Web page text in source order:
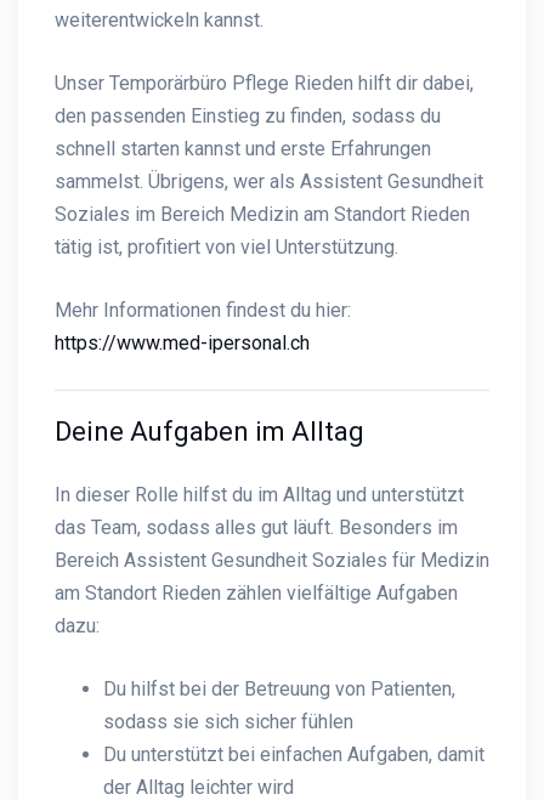
weiterentwickeln kannst.
Unser Temporärbüro Pflege Rieden hilft dir dabei,
den passenden Einstieg zu finden, sodass du
schnell starten kannst und erste Erfahrungen
sammelst. Übrigens, wer als Assistent Gesundheit
Soziales im Bereich Medizin am Standort Rieden
tätig ist, profitiert von viel Unterstützung.
Mehr Informationen findest du hier:
https://www.med-ipersonal.ch
Deine Aufgaben im Alltag
In dieser Rolle hilfst du im Alltag und unterstützt
das Team, sodass alles gut läuft. Besonders im
Bereich Assistent Gesundheit Soziales für Medizin
am Standort Rieden zählen vielfältige Aufgaben
dazu:
Du hilfst bei der Betreuung von Patienten,
sodass sie sich sicher fühlen
Du unterstützt bei einfachen Aufgaben, damit
der Alltag leichter wird